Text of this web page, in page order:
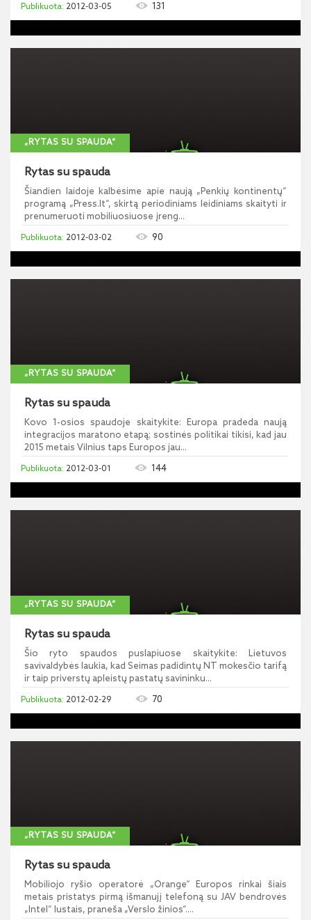
2012-03-05 131
„RYTAS SU SPAUDA“
Rytas su spauda
Šiandien laidoje kalbėsime apie naują „Penkių kontinentų“
programą „Press.lt“, skirtą periodiniams leidiniams skaityti ir
prenumeruoti mobiliuosiuose įreng...
2012-03-02 90
„RYTAS SU SPAUDA“
Rytas su spauda
Kovo 1-osios spaudoje skaitykite: Europa pradeda naują
integracijos maratono etapą; sostinės politikai tikisi, kad jau
2015 metais Vilnius taps Europos jau...
2012-03-01 144
„RYTAS SU SPAUDA“
Rytas su spauda
Šio ryto spaudos puslapiuose skaitykite: Lietuvos
savivaldybės laukia, kad Seimas padidintų NT mokesčio tarifą
ir taip priverstų apleistų pastatų savininku...
2012-02-29 70
„RYTAS SU SPAUDA“
Rytas su spauda
Mobiliojo ryšio operatorė „Orange“ Europos rinkai šiais
metais pristatys pirmą išmanujį telefoną su JAV bendrovės
„Intel“ lustais, praneša „Verslo žinios“....